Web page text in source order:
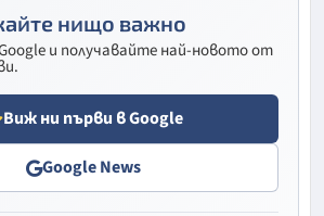
нищо важно
и получавайте най-новото от
Виж ни първи в Google
Google News